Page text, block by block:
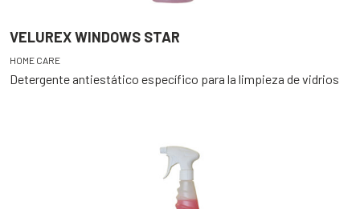
VELUREX WINDOWS STAR
HOME CARE
Detergente antiestático específico para la limpieza de vidrios